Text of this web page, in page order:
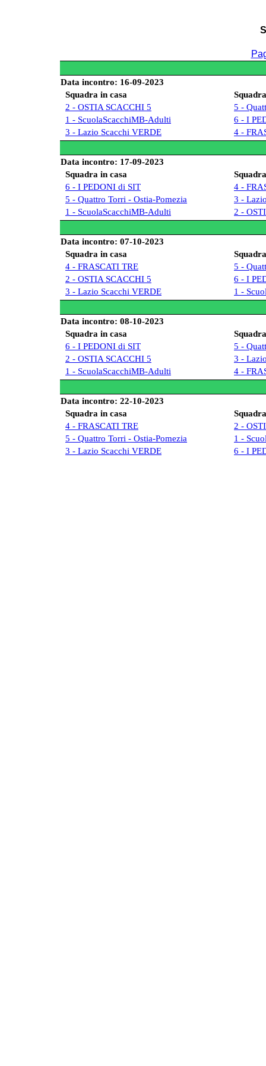
Data incontro: 16-09-2023
Squadra in casa
2 - OSTIA SCACCHI 5
5 -
1 - ScuolaScacchiMB-Adulti
6 - I
3 - Lazio Scacchi VERDE
4 -
Data incontro: 17-09-2023
Squadra in casa
6 - I PEDONI di SIT
4 -
5 - Quattro Torri - Ostia-Pomezia
3 -
1 - ScuolaScacchiMB-Adulti
2 -
Data incontro: 07-10-2023
Squadra in casa
4 - FRASCATI TRE
5 -
2 - OSTIA SCACCHI 5
6 - I
3 - Lazio Scacchi VERDE
1 -
Data incontro: 08-10-2023
Squadra in casa
6 - I PEDONI di SIT
5 -
2 - OSTIA SCACCHI 5
3 -
1 - ScuolaScacchiMB-Adulti
4 -
Data incontro: 22-10-2023
Squadra in casa
4 - FRASCATI TRE
2 -
5 - Quattro Torri - Ostia-Pomezia
1 -
3 - Lazio Scacchi VERDE
6 - I